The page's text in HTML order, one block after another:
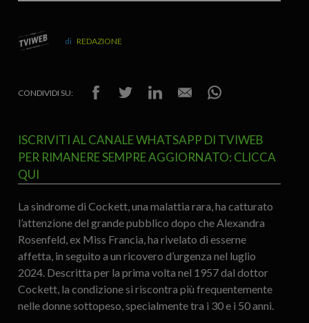
REDAZIONE
CONDIVIDI SU:
ISCRIVITI AL CANALE WHATSAPP DI TVIWEB
PER RIMANERE SEMPRE AGGIORNATO: CLICCA
QUI
La sindrome di Cockett, una malattia rara, ha catturato
l’attenzione del grande pubblico dopo che Alexandra
Rosenfeld, ex Miss Francia, ha rivelato di esserne
affetta, in seguito a un ricovero d’urgenza nel luglio
2024. Descritta per la prima volta nel 1957 dal dottor
Cockett, la condizione si riscontra più frequentemente
nelle donne sottopeso, specialmente tra i 30 e i 50 anni.